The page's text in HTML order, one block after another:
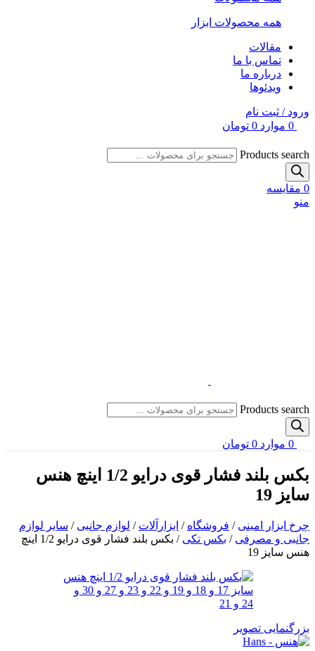
همه محصولات ابزار
مقالات
تماس با ما
درباره ما
ویدئوها
ورود / ثبت نام
0 موارد 0 تومان
Products search
0 مقایسه
منو
Products search
0 موارد 0 تومان
بکس بلند فشار قوی درایو 1/2 اینچ هنس
سایز 19
چرخ ابزار امینی / فروشگاه / ابزارآلات / لوازم جانبی / سایر لوازم
جانبی و مصرفی / بکس تکی /
بکس بلند فشار قوی درایو 1/2 اینچ
هنس سایز 19
بزرگنمایی تصویر